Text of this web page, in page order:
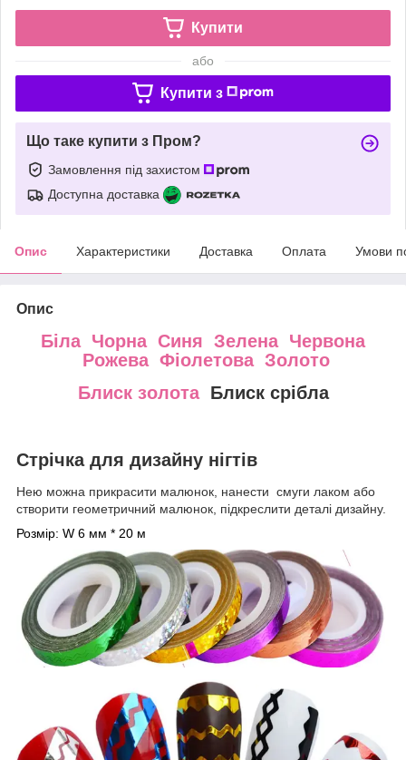
Купити
або
Купити з
Що таке купити з Пром?
Замовлення під захистом
Доступна доставка
Опис Характеристики Доставка Оплата Умови
Опис
Біла Чорна Синя Зелена Червона
Рожева Фіолетова Золото
Блиск золотаБлиск срібла
Стрічка для дизайну нігтів
Нею можна прикрасити малюнок, нанести смуги лаком або
створити геометричний малюнок, підкреслити деталі дизайну.
Розмір: W 6 мм * 20 м